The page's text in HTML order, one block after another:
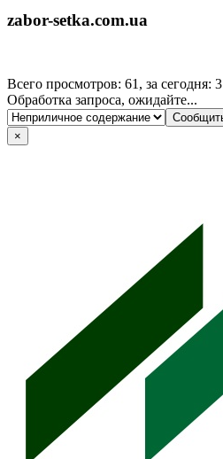
zabor-setka.com.ua
Всего просмотров: 61, за сегодня: 3
Обработка запроса, ожидайте...
×